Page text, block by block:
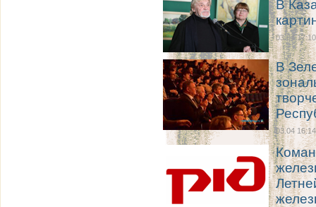
В
03.04 17:10
В
03.04 16:14